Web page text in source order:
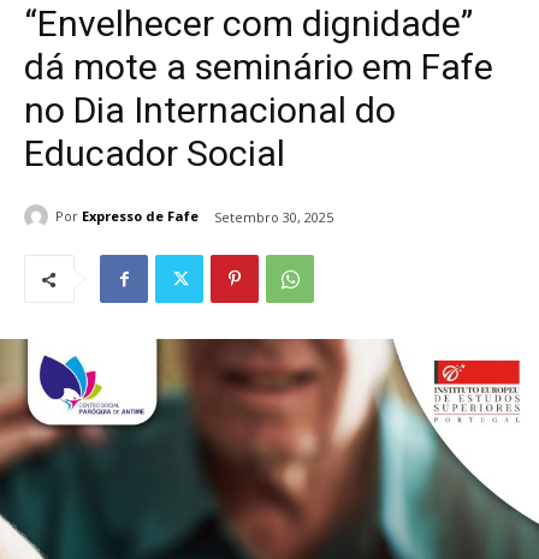
“Envelhecer com dignidade”
dá mote a seminário em Fafe
no Dia Internacional do
Educador Social
Por Expresso de Fafe Setembro 30, 2025